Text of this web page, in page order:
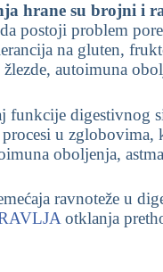
hrane su brojni i
postoji problem
na gluten,
žlezde, autoimuna
funkcije
u zglobovima,
oboljenja,
ravnoteže u
otklanja